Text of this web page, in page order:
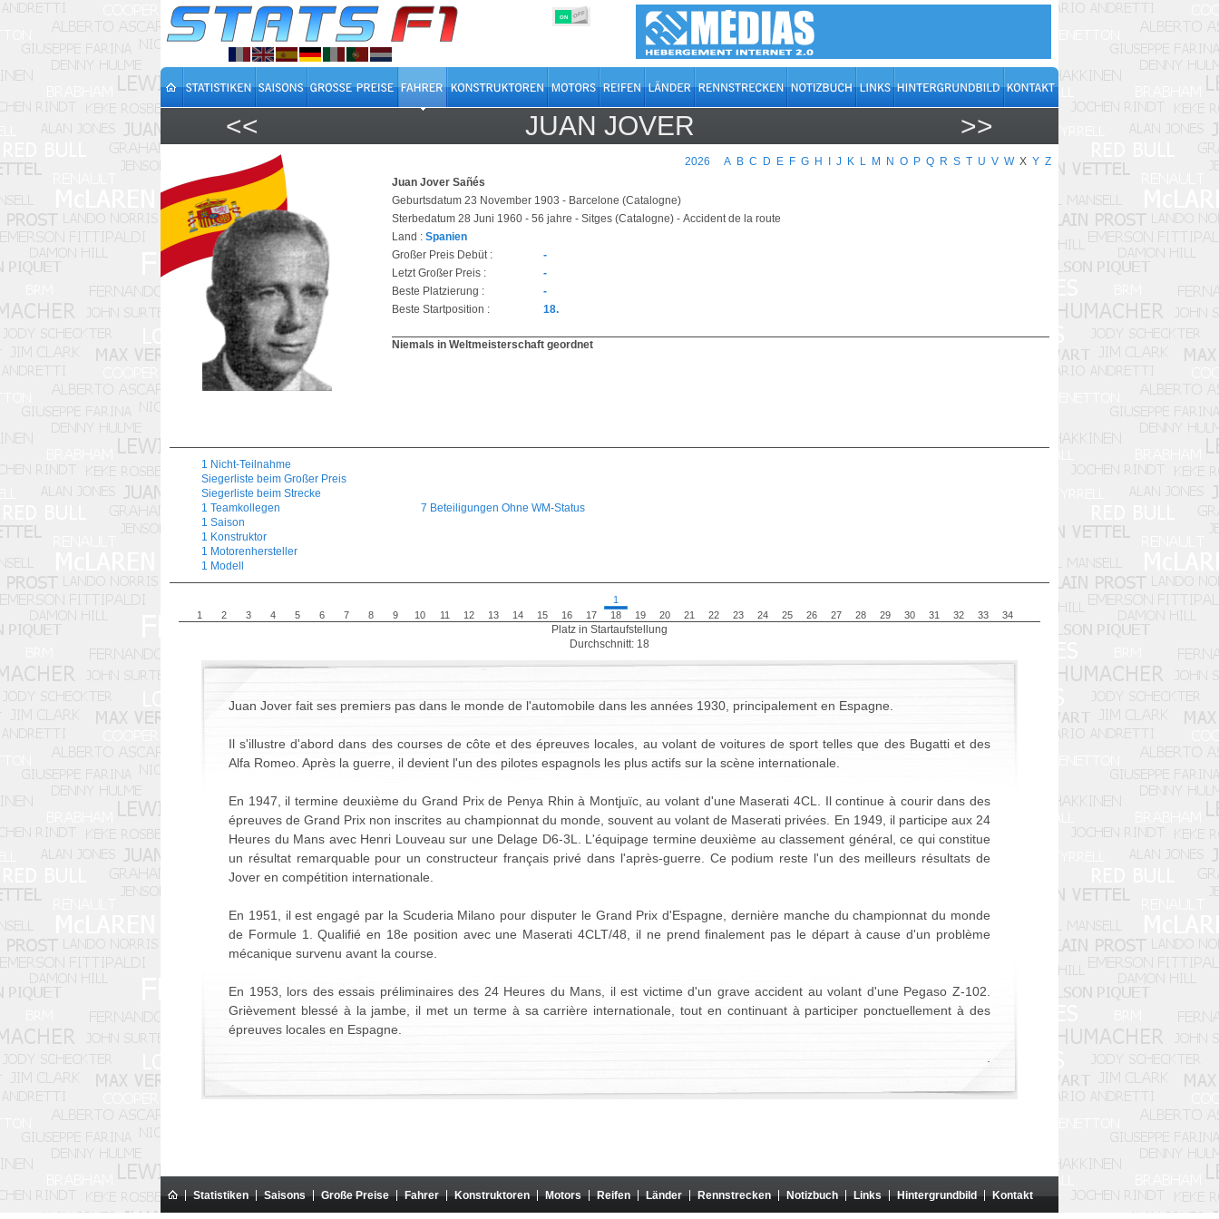
ON OFF
<< JUAN JOVER >>
2026 A B C D E F G H J K L M N O P Q R S T U V W X Y Z
Juan Jover Sañés
Geburtsdatum 23 November 1903 - Barcelone (Catalogne)
Sterbedatum 28 Juni 1960 - 56 jahre - Sitges (Catalogne) - Accident de la route
Land : Spanien
Großer Preis Debüt :
-
Letzt Großer Preis :
-
Beste Platzierung :
-
Beste Startposition :
18.
Niemals in Weltmeisterschaft geordnet
1 Nicht-Teilnahme
Siegerliste beim Großer Preis
Siegerliste beim Strecke
1 Teamkollegen
1 Saison
1 Konstruktor
1 Motorenhersteller
1 Modell
7 Beteiligungen Ohne WM-Status
1 2 3 4 5 6 7 8 9 10 11 12 13 14 15 16 17
1
18
19 20 21 22 23 24 25 26 27 28 29 30 31 32 33 34
Platz in Startaufstellung
Durchschnitt: 18
Juan Jover fait ses premiers pas dans le monde de l'automobile dans les années 1930, principalement en Espagne.
Il s'illustre d'abord dans des courses de côte et des épreuves locales, au volant de voitures de sport telles que des Bugatti et des
Alfa Romeo. Après la guerre, il devient l'un des pilotes espagnols les plus actifs sur la scène internationale.
En 1947, il termine deuxième du Grand Prix de Penya Rhin à Montjuïc, au volant d'une Maserati 4CL. Il continue à courir dans des
épreuves de Grand Prix non inscrites au championnat du monde, souvent au volant de Maserati privées. En 1949, il participe aux 24
Heures du Mans avec Henri Louveau sur une Delage D6-3L. L'équipage termine deuxième au classement général, ce qui constitue
un résultat remarquable pour un constructeur français privé dans l'après-guerre. Ce podium reste l'un des meilleurs résultats de
Jover en compétition internationale.
En 1951, il est engagé par la Scuderia Milano pour disputer le Grand Prix d'Espagne, dernière manche du championnat du monde
de Formule 1. Qualifié en 18e position avec une Maserati 4CLT/48, il ne prend finalement pas le départ à cause d'un problème
mécanique survenu avant la course.
En 1953, lors des essais préliminaires des 24 Heures du Mans, il est victime d'un grave accident au volant d'une Pegaso Z-102.
Grièvement blessé à la jambe, il met un terme à sa carrière internationale, tout en continuant à participer ponctuellement à des
épreuves locales en Espagne.
Statistiken Saisons Große Preise Fahrer Konstruktoren Motors Reifen Länder Rennstrecken Notizbuch Links Hintergrundbild Kontakt